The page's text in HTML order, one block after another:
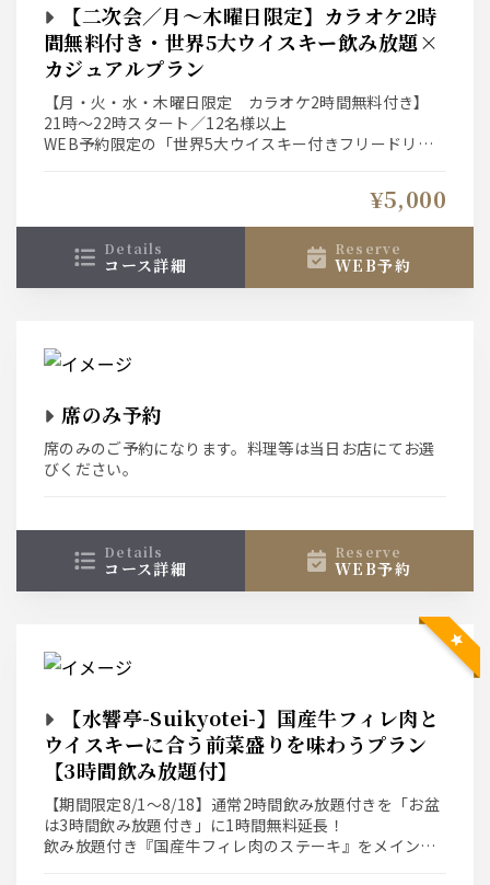
【二次会／月～木曜日限定】カラオケ2時
間無料付き・世界5大ウイスキー飲み放題×
カジュアルプラン
【月・火・水・木曜日限定 カラオケ2時間無料付き】
21時～22時スタート／12名様以上
WEB予約限定の「世界5大ウイスキー付きフリードリン
世界5大ウイスキー飲み放題&ピッツァ、ポテトフライ、
ナッツ盛り合わせなどが付いたAfter BAR利用に最適！
平日21時から22時まで。カラオケ2時間無料付きです！
¥5,000
details
コース詳細
reserve
WEB予約
席のみ予約
席のみのご予約になります。料理等は当日お店にてお選
びください。
details
コース詳細
reserve
WEB予約
【水響亭-Suikyotei-】国産牛フィレ肉と
ウイスキーに合う前菜盛りを味わうプラン
【3時間飲み放題付】
【期間限定8/1～8/18】通常2時間飲み放題付きを「お盆
は3時間飲み放題付き」に1時間無料延長！
飲み放題付き『国産牛フィレ肉のステーキ』をメインに